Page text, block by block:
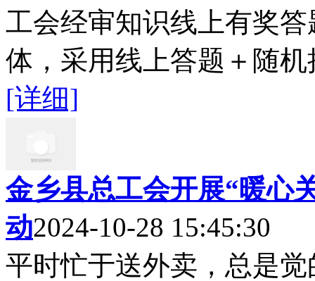
工会经审知识线上有奖
体，采用线上答题＋随
[详细]
金乡县总工会开展“暖心
动2024-10-28 15:45:30
平时忙于送外卖，总是